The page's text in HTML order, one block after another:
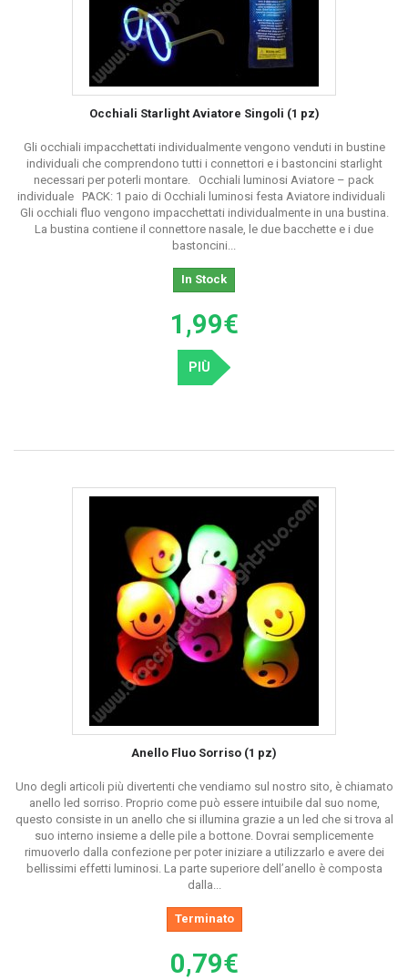
Occhiali Starlight Aviatore Singoli (1 pz)
Gli occhiali impacchettati individualmente vengono venduti in bustine
individuali che comprendono tutti i connettori e i bastoncini starlight
necessari per poterli montare. Occhiali luminosi Aviatore – pack
individuale PACK: 1 paio di Occhiali luminosi festa Aviatore individuali
Gli occhiali fluo vengono impacchettati individualmente in una bustina.
La bustina contiene il connettore nasale, le due bacchette e i due
bastoncini...
In Stock
1,99€
PIÙ
Anello Fluo Sorriso (1 pz)
Uno degli articoli più divertenti che vendiamo sul nostro sito, è chiamato
anello led sorriso. Proprio come può essere intuibile dal suo nome,
questo consiste in un anello che si illumina grazie a un led che si trova al
suo interno insieme a delle pile a bottone. Dovrai semplicemente
rimuoverlo dalla confezione per poter iniziare a utilizzarlo e avere dei
bellissimi effetti luminosi. La parte superiore dell’anello è composta
dalla...
Terminato
0,79€